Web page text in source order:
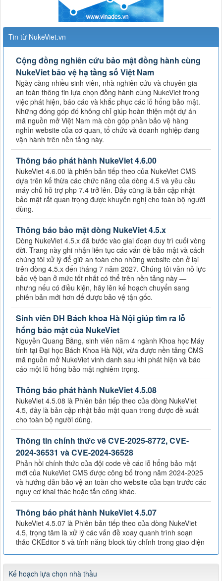
Tin từ NukeViet.vn
Cộng đồng nghiên cứu bảo mật đồng hành cùng
NukeViet bảo vệ hạ tầng số Việt Nam
Ngày càng nhiều sinh viên, nhà nghiên cứu và chuyên gia
an toàn thông tin lựa chọn đồng hành cùng NukeViet trong
việc phát hiện, báo cáo và khắc phục các lỗ hổng bảo mật.
Những đóng góp đó không chỉ giúp hoàn thiện một dự án
mã nguồn mở Việt Nam mà còn góp phần bảo vệ hàng
nghìn website của cơ quan, tổ chức và doanh nghiệp đang
vận hành trên nền tảng này.
Thông báo phát hành NukeViet 4.6.00
NukeViet 4.6.00 là phiên bản tiếp theo của NukeViet CMS
dựa trên kế thừa các chức năng của dòng 4.5 và yêu cầu
máy chủ hỗ trợ php 7.4 trở lên. Đây cũng là bản cập nhật
bảo mật rất quan trọng được khuyến nghị cho toàn bộ người
dùng.
Thông báo bảo mật dòng NukeViet 4.5.x
Dòng NukeViet 4.5.x đã bước vào giai đoạn duy trì cuối vòng
đời. Trang này ghi nhận liên tục các vấn đề bảo mật và cách
chúng tôi xử lý để giữ an toàn cho những website còn ở lại
trên dòng 4.5.x đến tháng 7 năm 2027. Chúng tôi vẫn nỗ lực
bảo vệ bạn ở mức tốt nhất có thể trên nền tảng này —
nhưng nếu có điều kiện, hãy lên kế hoạch chuyển sang
phiên bản mới hơn để được bảo vệ tận gốc.
Sinh viên ĐH Bách khoa Hà Nội giúp tìm ra lỗ
hổng bảo mật của NukeViet
Nguyễn Quang Bằng, sinh viên năm 4 ngành Khoa học Máy
tính tại Đại học Bách Khoa Hà Nội, vừa được nền tảng CMS
mã nguồn mở NukeViet vinh danh sau khi phát hiện và báo
cáo một lỗ hổng bảo mật nghiêm trọng.
Thông báo phát hành NukeViet 4.5.08
NukeViet 4.5.08 là Phiên bản tiếp theo của dòng NukeViet
4.5, đây là bản cập nhật bảo mật quan trong được đề xuất
cho toàn bộ người dùng.
Thông tin chính thức về CVE-2025-8772, CVE-
2024-36531 và CVE-2024-36528
Phản hồi chính thức của đội code về các lỗ hổng bảo mật
mới của NukeViet CMS được công bố trong năm 2024-2025
và hướng dẫn bảo vệ an toàn cho website của bạn trước các
nguy cơ khai thác hoặc tấn công khác.
Thông báo phát hành NukeViet 4.5.07
NukeViet 4.5.07 là Phiên bản tiếp theo của dòng NukeViet
4.5, trọng tâm là xử lý các vấn đề xoay quanh trình soạn
thảo CKEditor 5 và tính năng block tùy chỉnh trong giao diện
Kế hoạch lựa chọn nhà thầu